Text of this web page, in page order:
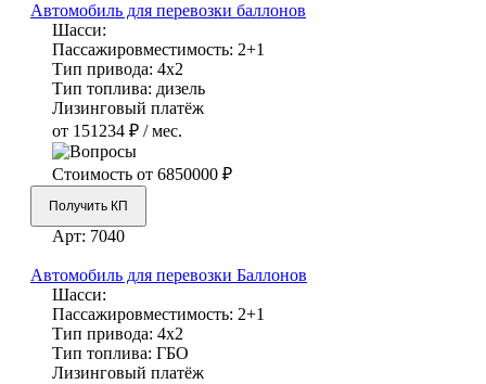
Автомобиль для перевозки баллонов
Шасси:
Пассажировместимость: 2+1
Тип привода: 4х2
Тип топлива: дизель
Лизинговый платёж
от 151234 ₽ / мес.
Стоимость от 6850000 ₽
Получить КП
Арт: 7040
Автомобиль для перевозки Баллонов
Шасси:
Пассажировместимость: 2+1
Тип привода: 4х2
Тип топлива: ГБО
Лизинговый платёж